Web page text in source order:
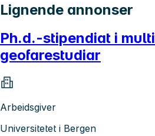
Lignende annonser
Ph.d.-stipendiat i
geofarestudiar
Arbeidsgiver
Universitetet i Bergen